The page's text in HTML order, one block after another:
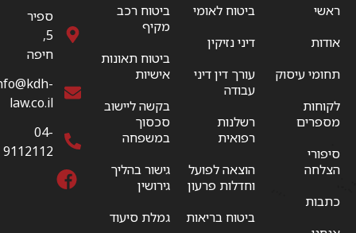
ראשי
אודות
תחומי עיסוק
לקוחות
מספרים
סיפורי
הצלחה
כתבות
ביטוח לאומי
דיני נזיקין
עורך דין דיני
עבודה
רשלנות
רפואית
הוצאה לפועל
וחדלות פרעון
ביטוח בריאות
ביטוח רכב
מקיף
ביטוח תאונות
אישיות
בקשה ליישוב
סכסוך
במשפחה
גישור בהליך
גירושין
גמלת סיעוד
ספיר
5,
חיפה
law.co.il
04-
9112112